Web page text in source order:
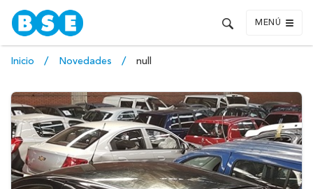
MENÚ
Inicio Novedades null